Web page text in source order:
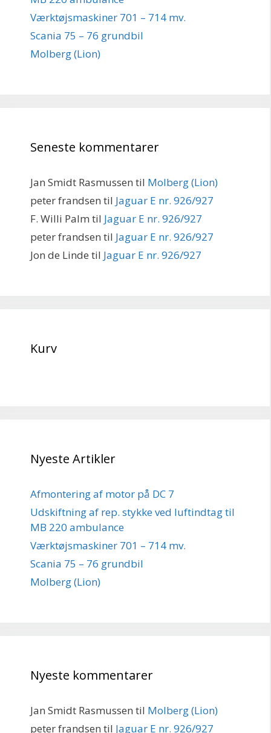
Værktøjsmaskiner 701 – 714 mv.
Scania 75 – 76 grundbil
Molberg (Lion)
Seneste kommentarer
Jan Smidt Rasmussen til Molberg (Lion)
peter frandsen til Jaguar E nr. 926/927
F. Willi Palm til Jaguar E nr. 926/927
peter frandsen til Jaguar E nr. 926/927
Jon de Linde til Jaguar E nr. 926/927
Kurv
Nyeste Artikler
Afmontering af motor på DC 7
Udskiftning af rep. stykke ved luftindtag til
MB 220 ambulance
Værktøjsmaskiner 701 – 714 mv.
Scania 75 – 76 grundbil
Molberg (Lion)
Nyeste kommentarer
Jan Smidt Rasmussen til Molberg (Lion)
peter frandsen til Jaguar E nr. 926/927